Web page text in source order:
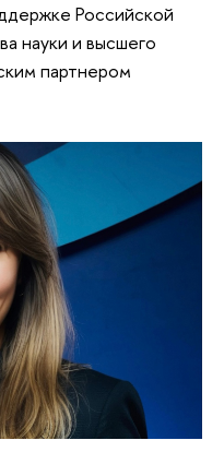
Российской
науки и высшего
партнером